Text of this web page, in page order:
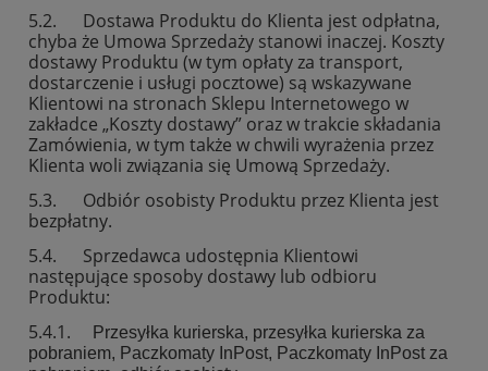
5.2. Dostawa Produktu do Klienta jest odpłatna,
chyba że Umowa Sprzedaży stanowi inaczej. Koszty
dostawy Produktu (w tym opłaty za transport,
dostarczenie i usługi pocztowe) są wskazywane
Klientowi na stronach Sklepu Internetowego w
zakładce „Koszty dostawy” oraz w trakcie składania
Zamówienia, w tym także w chwili wyrażenia przez
Klienta woli związania się Umową Sprzedaży.
5.3. Odbiór osobisty Produktu przez Klienta jest
bezpłatny.
5.4. Sprzedawca udostępnia Klientowi
następujące sposoby dostawy lub odbioru
Produktu:
5.4.1.
Przesyłka kurierska, przesyłka kurierska za
pobraniem, Paczkomaty InPost, Paczkomaty InPost za